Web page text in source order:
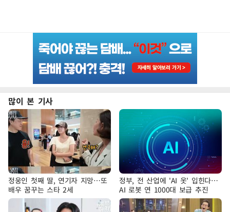
많이 본 기사
정웅인 첫째 딸, 연기자 지망…또
배우 꿈꾸는 스타 2세
정부, 전 산업에 'AI 옷' 입힌다…
AI 로봇 연 1000대 보급 추진